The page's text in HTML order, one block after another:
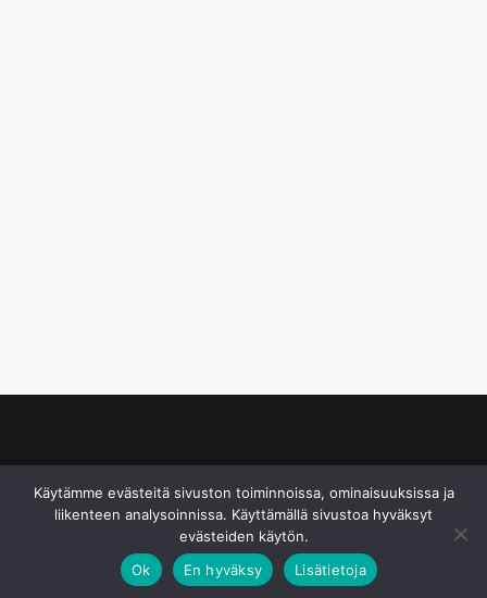
Käytämme evästeitä sivuston toiminnoissa, ominaisuuksissa ja
liikenteen analysoinnissa. Käyttämällä sivustoa hyväksyt
evästeiden käytön.
Ok
En hyväksy Lisätietoja